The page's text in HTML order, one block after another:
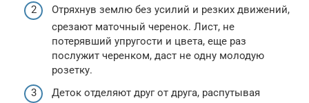
Отряхнув землю без усилий и резких движений,
срезают маточный черенок. Лист, не
потерявший упругости и цвета, еще раз
послужит черенком, даст не одну молодую
розетку.
Деток отделяют друг от друга, распутывая